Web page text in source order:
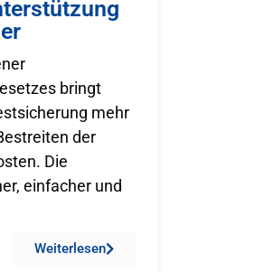
bringt
mehr
der
Die
einfacher und
Weiterlesen